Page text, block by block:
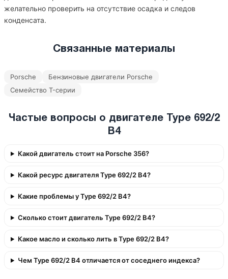
желательно проверить на отсутствие осадка и следов
конденсата.
Связанные материалы
Porsche
Бензиновые двигатели Porsche
Семейство T-серии
Частые вопросы о двигателе Type 692/2
B4
Какой двигатель стоит на Porsche 356?
Какой ресурс двигателя Type 692/2 B4?
Какие проблемы у Type 692/2 B4?
Сколько стоит двигатель Type 692/2 B4?
Какое масло и сколько лить в Type 692/2 B4?
Чем Type 692/2 B4 отличается от соседнего индекса?